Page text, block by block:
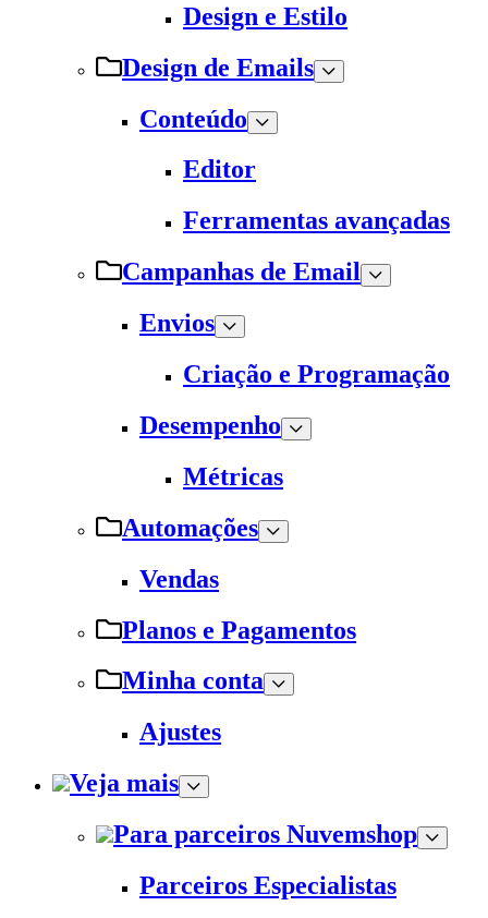
Design e Estilo
Design de Emails
Conteúdo
Editor
Ferramentas avançadas
Campanhas de Email
Envios
Criação e Programação
Desempenho
Métricas
Automações
Vendas
Planos e Pagamentos
Minha conta
Ajustes
Veja mais
Para parceiros Nuvemshop
Parceiros Especialistas